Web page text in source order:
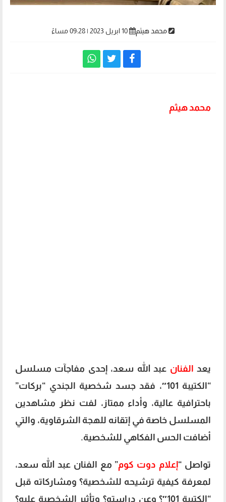
محمد هيثم
محمد هيثم
يعد الفنان عبد الله سعد، إحدى مفاجآت مسلسل
“الكتيبة 101″، فقد جسد شخصية الجندي “بركات”
باحترافية عالية، وأداء ممتاز، لفت نظر مشاهدين
المسلسل خاصة في إتقانه للهجة الشرقاوية، والتي
أضافت الحس الفكاهي للشخصية.
تواصل “إعلام دوت كوم” مع الفنان عبد الله سعد،
لمعرفة كيفية ترشيحه للشخصية؟ ومشاركاته قبل
“الكتيبة 101″؟ وعن دراسته؟ وتأثير الشخصية عليه؟